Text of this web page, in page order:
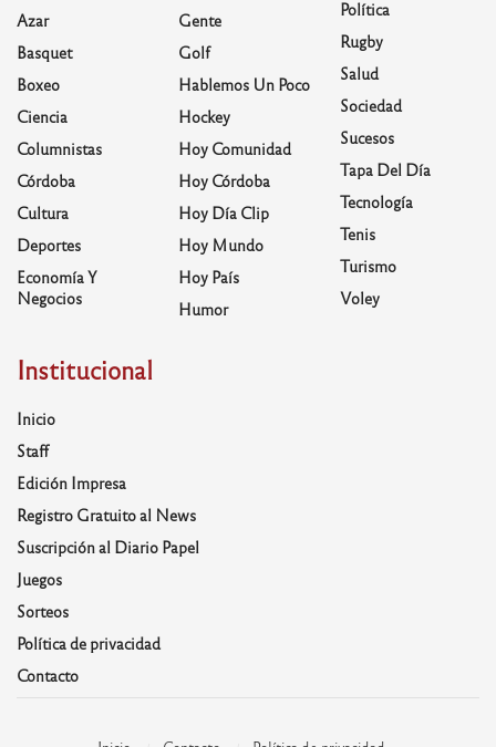
Azar
Basquet
Boxeo
Ciencia
Columnistas
Córdoba
Cultura
Deportes
Economía Y
Negocios
Gente
Golf
Hablemos Un Poco
Hockey
Hoy Comunidad
Hoy Córdoba
Hoy Día Clip
Hoy Mundo
Hoy País
Humor
Política
Rugby
Salud
Sociedad
Sucesos
Tapa Del Día
Tecnología
Tenis
Turismo
Voley
Institucional
Inicio
Staff
Edición Impresa
Registro Gratuito al News
Suscripción al Diario Papel
Juegos
Sorteos
Política de privacidad
Contacto